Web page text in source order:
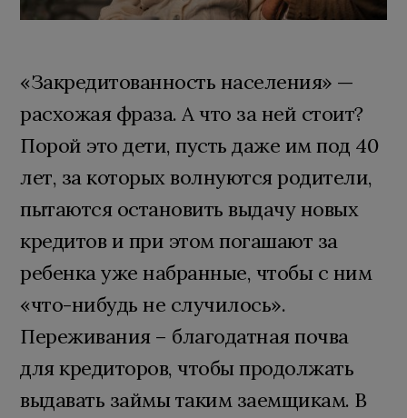
«Закредитованность населения» —
расхожая фраза. А что за ней стоит?
Порой это дети, пусть даже им под 40
лет, за которых волнуются родители,
пытаются остановить выдачу новых
кредитов и при этом погашают за
ребенка уже набранные, чтобы с ним
«что-нибудь не случилось».
Переживания – благодатная почва
для кредиторов, чтобы продолжать
выдавать займы таким заемщикам. В